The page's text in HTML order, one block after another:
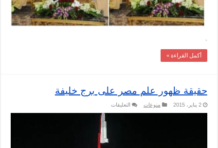
.
أكمل القراءة »
حقيقة ظهور علم مصر على برج خليفة
2 يناير، 2015 منوعات التعليقات
ظهور
علم
مصر
على
برج